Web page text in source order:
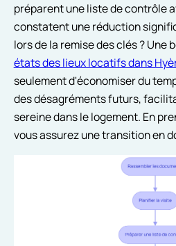
préparent une liste de contrôle
constatent une réduction
lors de la remise des clés ? Une
états des lieux locatifs dans
seulement d'économiser du
des désagréments futurs,
sereine dans le logement. En
vous assurez une transition en